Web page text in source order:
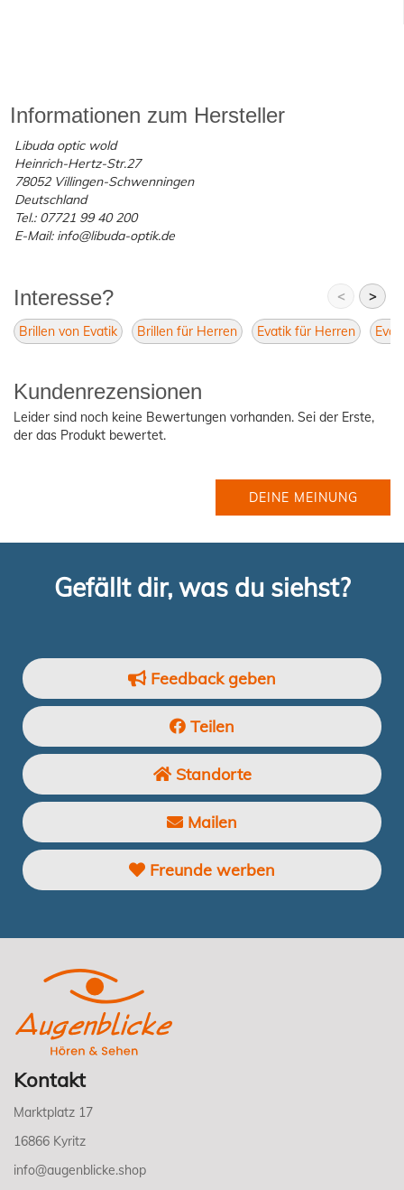
Informationen zum Hersteller
Libuda optic wold
Heinrich-Hertz-Str.27
78052 Villingen-Schwenningen
Deutschland
Tel.: 07721 99 40 200
E-Mail: info@libuda-optik.de
Interesse? < >
Brillen von Evatik Brillen für Herren Evatik für Herren
Kundenrezensionen
Leider sind noch keine Bewertungen vorhanden. Sei der Erste,
der das Produkt bewertet.
DEINE MEINUNG
Gefällt dir, was du siehst?
Feedback geben
Teilen
Standorte
Mailen
Freunde werben
Kontakt
Marktplatz 17
16866 Kyritz
info@augenblicke.shop